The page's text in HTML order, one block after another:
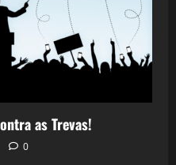
as Trevas!
0